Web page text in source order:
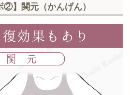
②】関元（かんげん）